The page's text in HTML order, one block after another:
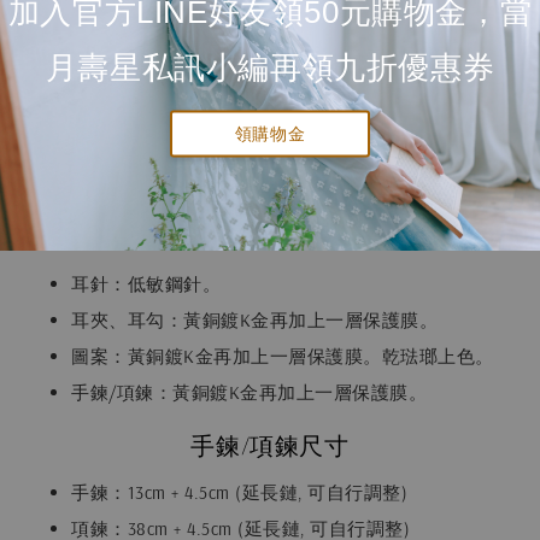
加入官方LINE好友領50元購物金，當
月壽星私訊小編再領九折優惠券
領購物金
送貨及付款方式
飾品材質
耳針：低敏鋼針。
耳夾、耳勾：黃銅鍍K金再加上一層保護膜。
圖案：黃銅鍍K金再加上一層保護膜。乾琺瑯上色。
手鍊/項鍊：黃銅鍍K金再加上一層保護膜。
手鍊/項鍊尺寸
手鍊：13cm + 4.5cm (延長鏈, 可自行調整)
項鍊：38cm + 4.5cm (延長鏈, 可自行調整)